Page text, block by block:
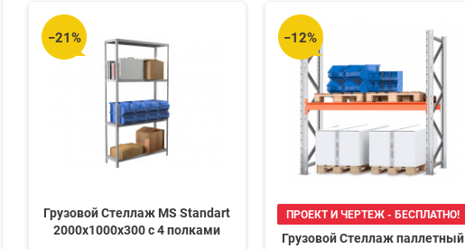
−21%
Грузовой Стеллаж MS Standart
2000х1000х300 c 4 полками
−12%
ПРОЕКТ И ЧЕРТЕЖ - БЕСПЛАТНО!
Грузовой Стеллаж паллетный